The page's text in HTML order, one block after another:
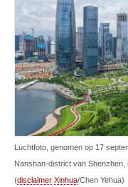
Luchtfoto, genomen op 17
Nanshan-district van Shenzhen,
(disclaimer Xinhua/Chen Yehua)